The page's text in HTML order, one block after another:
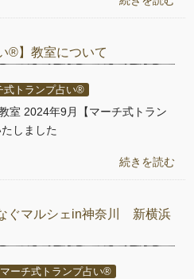
®️】教室について
式トランプ占い®️
室 2024年9月【マーチ式トラン
しました
続きを読む
ぐマルシェin神奈川 新横浜
マーチ式トランプ占い®️